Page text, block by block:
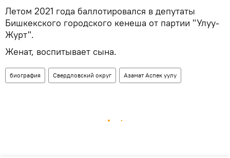
Летом 2021 года баллотировался в депутаты
Бишкекского городского кенеша от партии "Улуу-
Журт".
Женат, воспитывает сына.
биография Свердловский округ Азамат Аспек уулу